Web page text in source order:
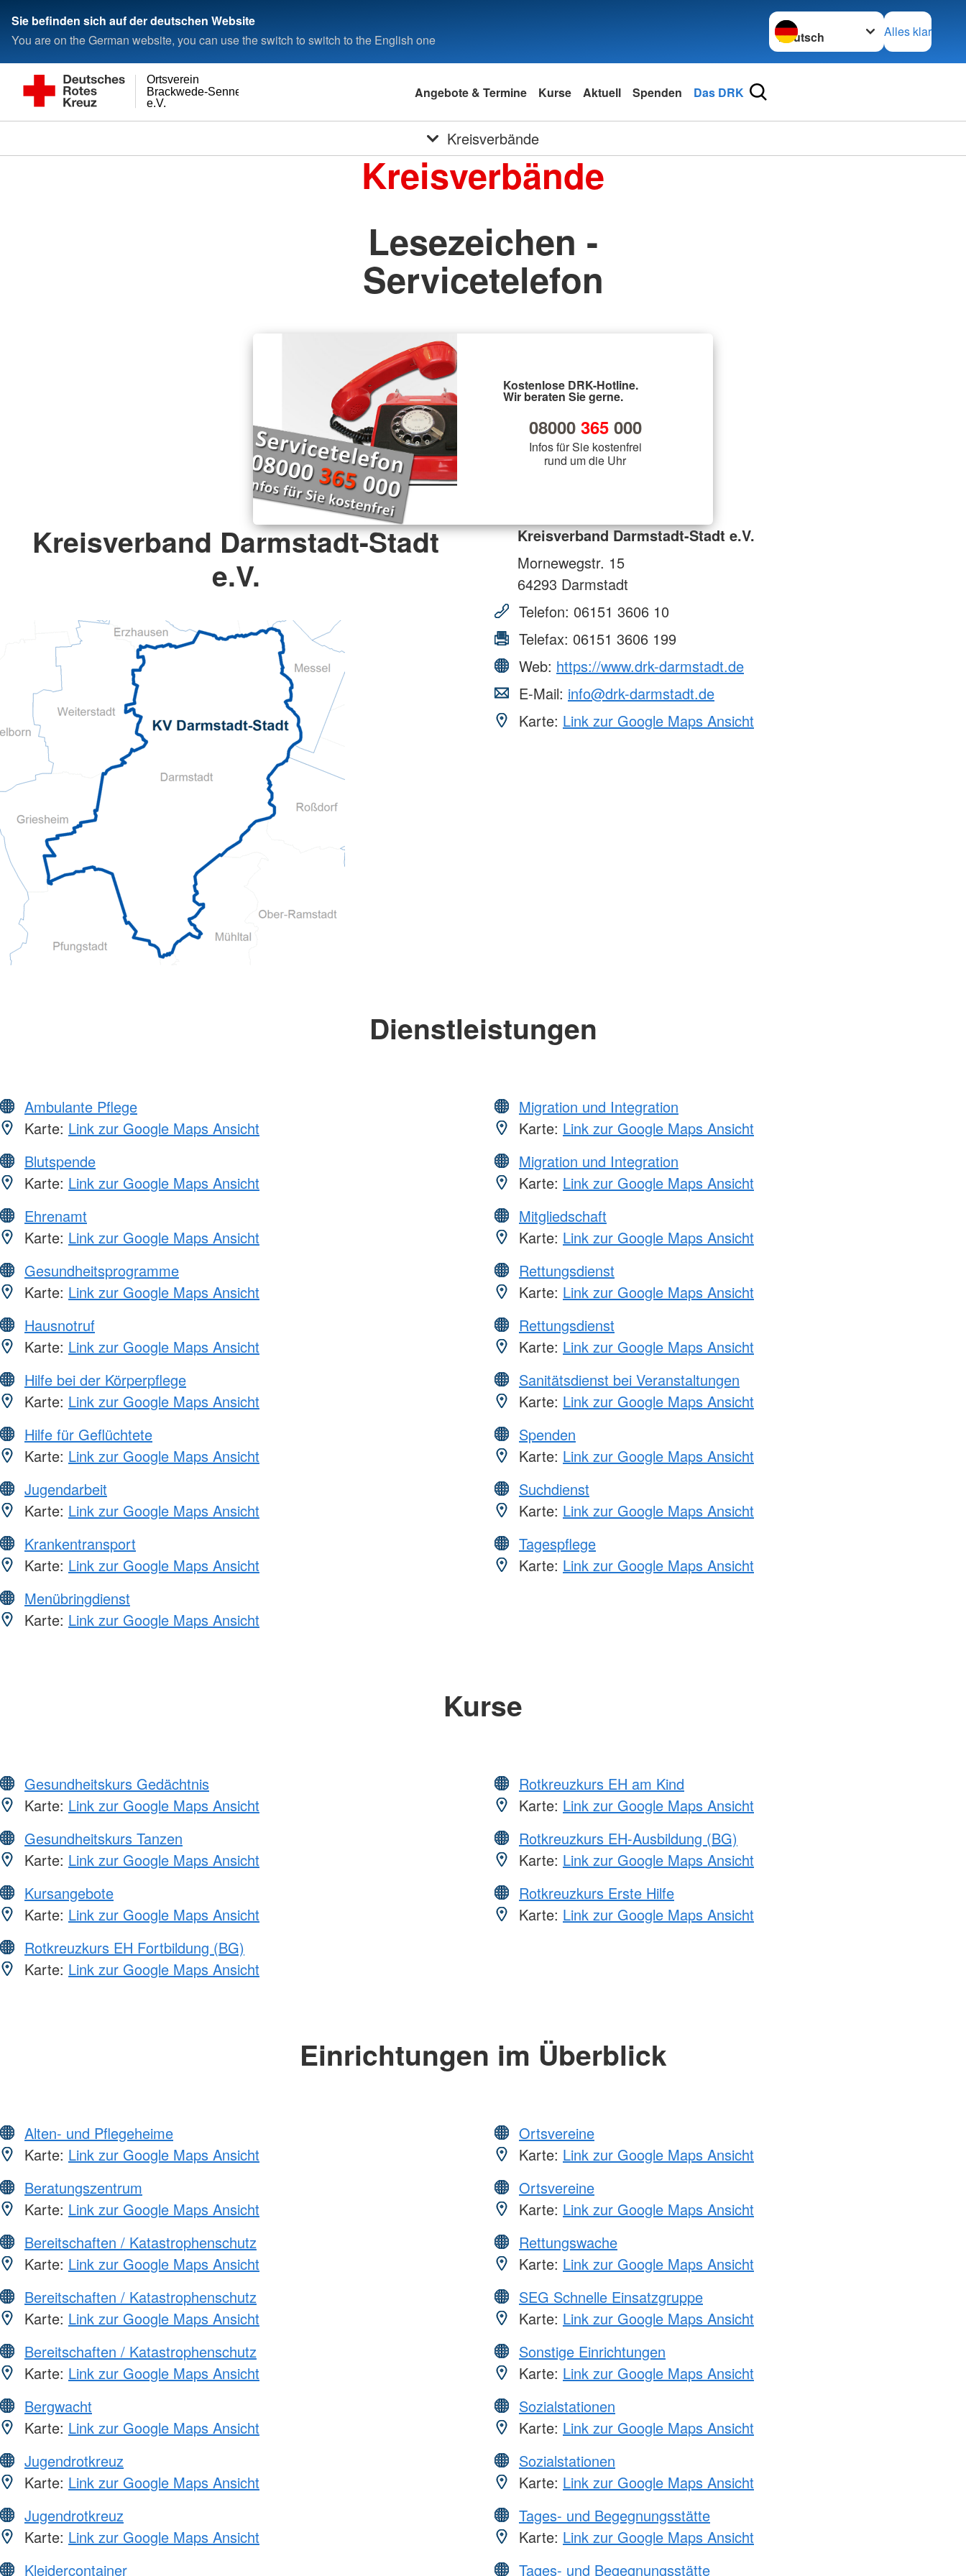
Sie befinden sich auf der deutschen Website
You are on the German website, you can use the switch to switch to the English one
Sprache wechseln zu
Alles klar
e.V.
Brackwede-Senneraum
Ortsverein
Angebote & Termine Kurse Aktuell Spenden Das DRK
Kreisverbände
Kreisverbände
Lesezeichen -
Servicetelefon
Kostenlose DRK-Hotline.
Wir beraten Sie gerne.
08000 365000
Infos für Sie kostenfrei
rund um die Uhr
Kreisverband Darmstadt-Stadt
e.V.
Kreisverband Darmstadt-Stadt e.V.
Mornewegstr. 15
64293 Darmstadt
Telefon: 06151 3606 10
Telefax: 06151 3606 199
Web: https://www.drk-darmstadt.de
E-Mail: info@drk-darmstadt.de
Karte: Link zur Google Maps Ansicht
Dienstleistungen
Ambulante Pflege
Karte: Link zur Google Maps Ansicht
Blutspende
Karte: Link zur Google Maps Ansicht
Ehrenamt
Karte: Link zur Google Maps Ansicht
Gesundheitsprogramme
Karte: Link zur Google Maps Ansicht
Hausnotruf
Karte: Link zur Google Maps Ansicht
Hilfe bei der Körperpflege
Karte: Link zur Google Maps Ansicht
Hilfe für Geflüchtete
Karte: Link zur Google Maps Ansicht
Jugendarbeit
Karte: Link zur Google Maps Ansicht
Krankentransport
Karte: Link zur Google Maps Ansicht
Menübringdienst
Karte: Link zur Google Maps Ansicht
Migration und Integration
Karte: Link zur Google Maps Ansicht
Migration und Integration
Karte: Link zur Google Maps Ansicht
Mitgliedschaft
Karte: Link zur Google Maps Ansicht
Rettungsdienst
Karte: Link zur Google Maps Ansicht
Rettungsdienst
Karte: Link zur Google Maps Ansicht
Sanitätsdienst bei Veranstaltungen
Karte: Link zur Google Maps Ansicht
Spenden
Karte: Link zur Google Maps Ansicht
Suchdienst
Karte: Link zur Google Maps Ansicht
Tagespflege
Karte: Link zur Google Maps Ansicht
Kurse
Gesundheitskurs Gedächtnis
Karte: Link zur Google Maps Ansicht
Gesundheitskurs Tanzen
Karte: Link zur Google Maps Ansicht
Kursangebote
Karte: Link zur Google Maps Ansicht
Rotkreuzkurs EH Fortbildung (BG)
Karte: Link zur Google Maps Ansicht
Rotkreuzkurs EH am Kind
Karte: Link zur Google Maps Ansicht
Rotkreuzkurs EH-Ausbildung (BG)
Karte: Link zur Google Maps Ansicht
Rotkreuzkurs Erste Hilfe
Karte: Link zur Google Maps Ansicht
Einrichtungen im Überblick
Alten- und Pflegeheime
Karte: Link zur Google Maps Ansicht
Beratungszentrum
Karte: Link zur Google Maps Ansicht
Bereitschaften / Katastrophenschutz
Karte: Link zur Google Maps Ansicht
Bereitschaften / Katastrophenschutz
Karte: Link zur Google Maps Ansicht
Bereitschaften / Katastrophenschutz
Karte: Link zur Google Maps Ansicht
Bergwacht
Karte: Link zur Google Maps Ansicht
Jugendrotkreuz
Karte: Link zur Google Maps Ansicht
Jugendrotkreuz
Karte: Link zur Google Maps Ansicht
Kleidercontainer
Ortsvereine
Karte: Link zur Google Maps Ansicht
Ortsvereine
Karte: Link zur Google Maps Ansicht
Rettungswache
Karte: Link zur Google Maps Ansicht
SEG Schnelle Einsatzgruppe
Karte: Link zur Google Maps Ansicht
Sonstige Einrichtungen
Karte: Link zur Google Maps Ansicht
Sozialstationen
Karte: Link zur Google Maps Ansicht
Sozialstationen
Karte: Link zur Google Maps Ansicht
Tages- und Begegnungsstätte
Karte: Link zur Google Maps Ansicht
Tages- und Begegnungsstätte